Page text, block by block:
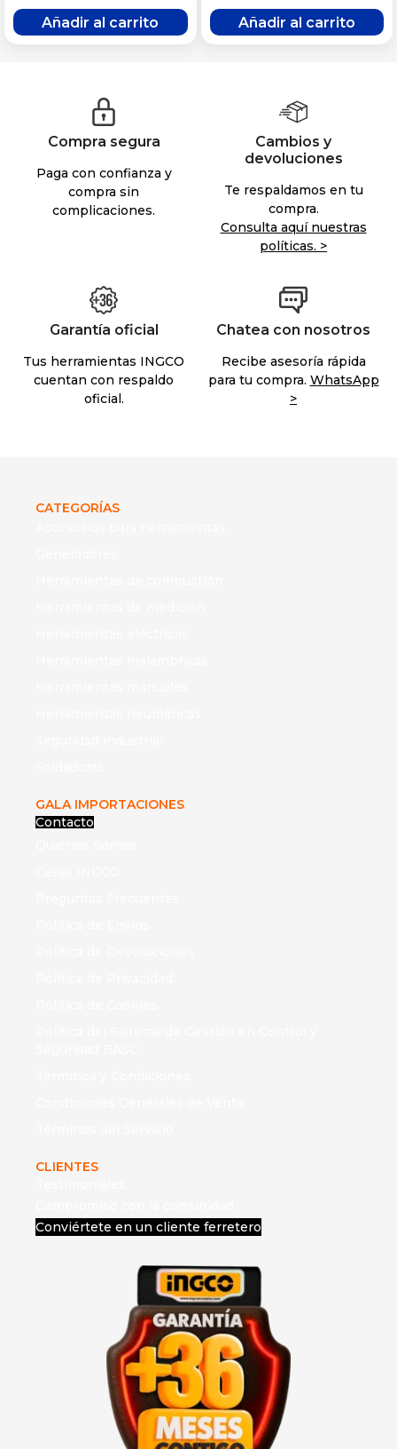
Compra segura
Paga con confianza y
compra sin
complicaciones.
Cambios y
devoluciones
Te respaldamos en tu
compra.
Consulta aquí nuestras
políticas. >
Garantía oficial
Tus herramientas INGCO
cuentan con respaldo
oficial.
Chatea con nosotros
Recibe asesoría rápida
para tu compra. WhatsApp
>
CATEGORÍAS
GALA IMPORTACIONES
Contacto
CLIENTES
Conviértete en un cliente ferretero